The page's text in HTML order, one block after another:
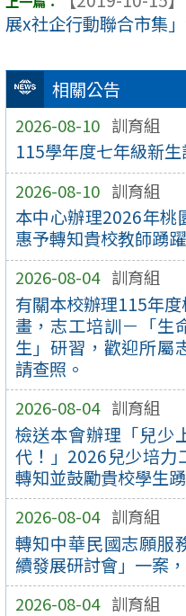
相關公告
2026-08-10 訓育組
115學年度七年級新
2026-08-10 訓育組
本中心辦理2026年桃
惠予轉知貴校教師踴
2026-08-04 訓育組
有關本校辦理115年
畫，志工培訓－「生
生」研習，歡迎所屬
請查照。
2026-08-04 訓育組
檢送本會辦理「兒少
代！」2026兒少培力
轉知並鼓勵貴校學生
2026-08-04 訓育組
轉知中華民國志願服
續發展研討會」一案
2026-08-04 訓育組
展x社企行動聯合市集